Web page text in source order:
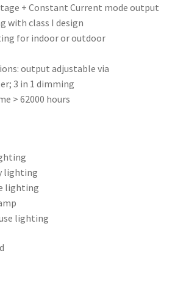
+ Constant Current mode output
with class I design
for indoor or outdoor
output adjustable via
3 in 1 dimming
> 62000 hours
lighting
lighting
lighting